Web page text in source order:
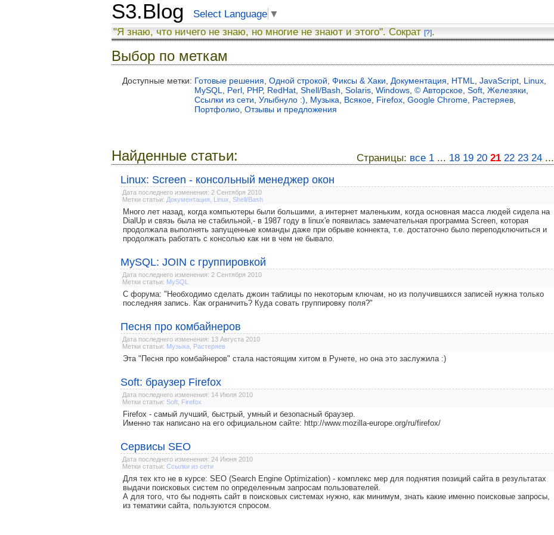
S3.Blog Select Language ▼
"Я знаю, что ничего не знаю, но многие не знают и этого". Сократ [?].
Выбор по меткам
Доступные метки: Готовые решения Одной строкой Фиксы & Хаки Документация HTML JavaScript Linux
MySQL
Perl PHP, RedHat Shell/Bash Solaris Windows © Авторское Soft Железяки
Ссылки из сети Улыбнуло :) Музыка Всякое Firefox Google Chrome Растеряев
Портфолио Отзывы и предложения
Страницы: все 1 ... 18 19 20 21 22 23 24 ...
Найденные статьи:
Linux: Screen - консольный менеджер окон
Дата последнего изменения: 2 Сентября 2010
Метки статьи: Документация Linux Shell/Bash
Много лет назад, когда компьютеры были большими, а интернет маленьким, когда основная масса людей сидела на
DialUp и связь была не стабильной,- в 1987 году в linux'е появилась замечательная программа Screen, которая
продолжала выполнять запущенные команды даже при обрыве коннекта, т.е. достаточно было переподключиться и
продолжать работать с консолью как ни в чем не бывало.
MySQL: JOIN с группировкой
Дата последнего изменения: 2 Сентября 2010
Метки статьи: MySQL
С форума: "Необходимо сделать джоин таблицы по некоторым ключам, но из получившихся записей нужна только
последняя запись. Как ограничить? Куда совать группировку поля?"
Песня про комбайнеров
Дата последнего изменения: 13 Августа 2010
Метки статьи: Музыка Растеряев
Эта "Песня про комбайнеров" стала настоящим хитом в Рунете, но она это заслужила :)
Soft: браузер Firefox
Дата последнего изменения: 14 Июля 2010
Метки статьи: Soft Firefox
Firefox - самый лучший, быстрый, умный и безопасный браузер.
Именно так написано на его официальном сайте: http://www.mozilla-europe.org/ru/firefox/
Сервисы SEO
Дата последнего изменения: 24 Июня 2010
Метки статьи: Ссылки из сети
Для тех кто не в курсе: SEO (Search Engine Optimization) - комплекс мер для поднятия позиций сайта в результатах
выдачи поисковых систем по определенным запросам пользователей.
А для того, что бы поднять сайт в поисковых системах нужно, как минимум, знать какие именно поисковые запросы,
из тематики сайта, пользуются спросом.